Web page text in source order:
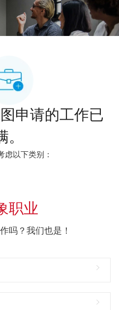
申请的工作已
。
虑以下类别：
职业
吗？我们也是！